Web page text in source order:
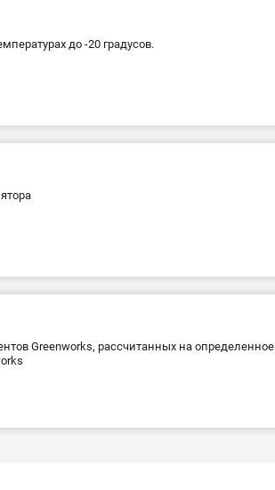
до -20 градусов.
Greenworks, рассчитанных на определенное